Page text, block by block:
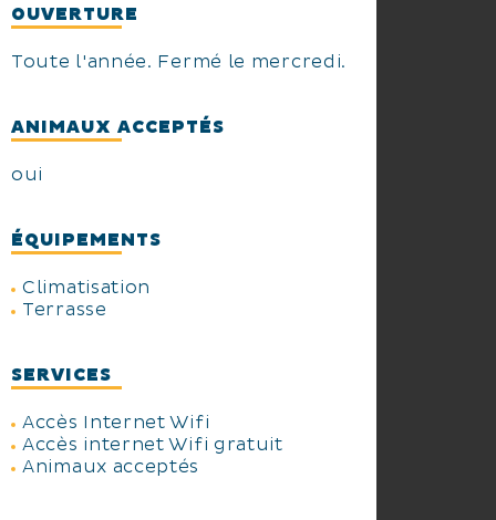
OUVERTURE
Toute l'année. Fermé le mercredi.
ANIMAUX ACCEPTÉS
oui
ÉQUIPEMENTS
Climatisation
Terrasse
SERVICES
Accès Internet Wifi
Accès internet Wifi gratuit
Animaux acceptés